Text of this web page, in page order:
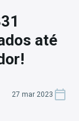
até
27 mar 2023